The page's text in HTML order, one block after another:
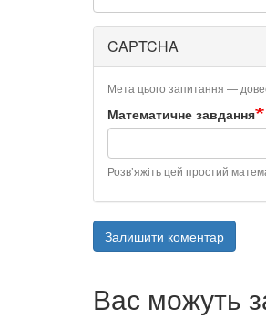
CAPTCHA
Мета цього запитання —
Математичне завдання
Розв’яжіть цей простий
Залишити коментар
Вас можуть